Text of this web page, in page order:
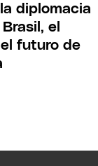
diplomacia
el
futuro de